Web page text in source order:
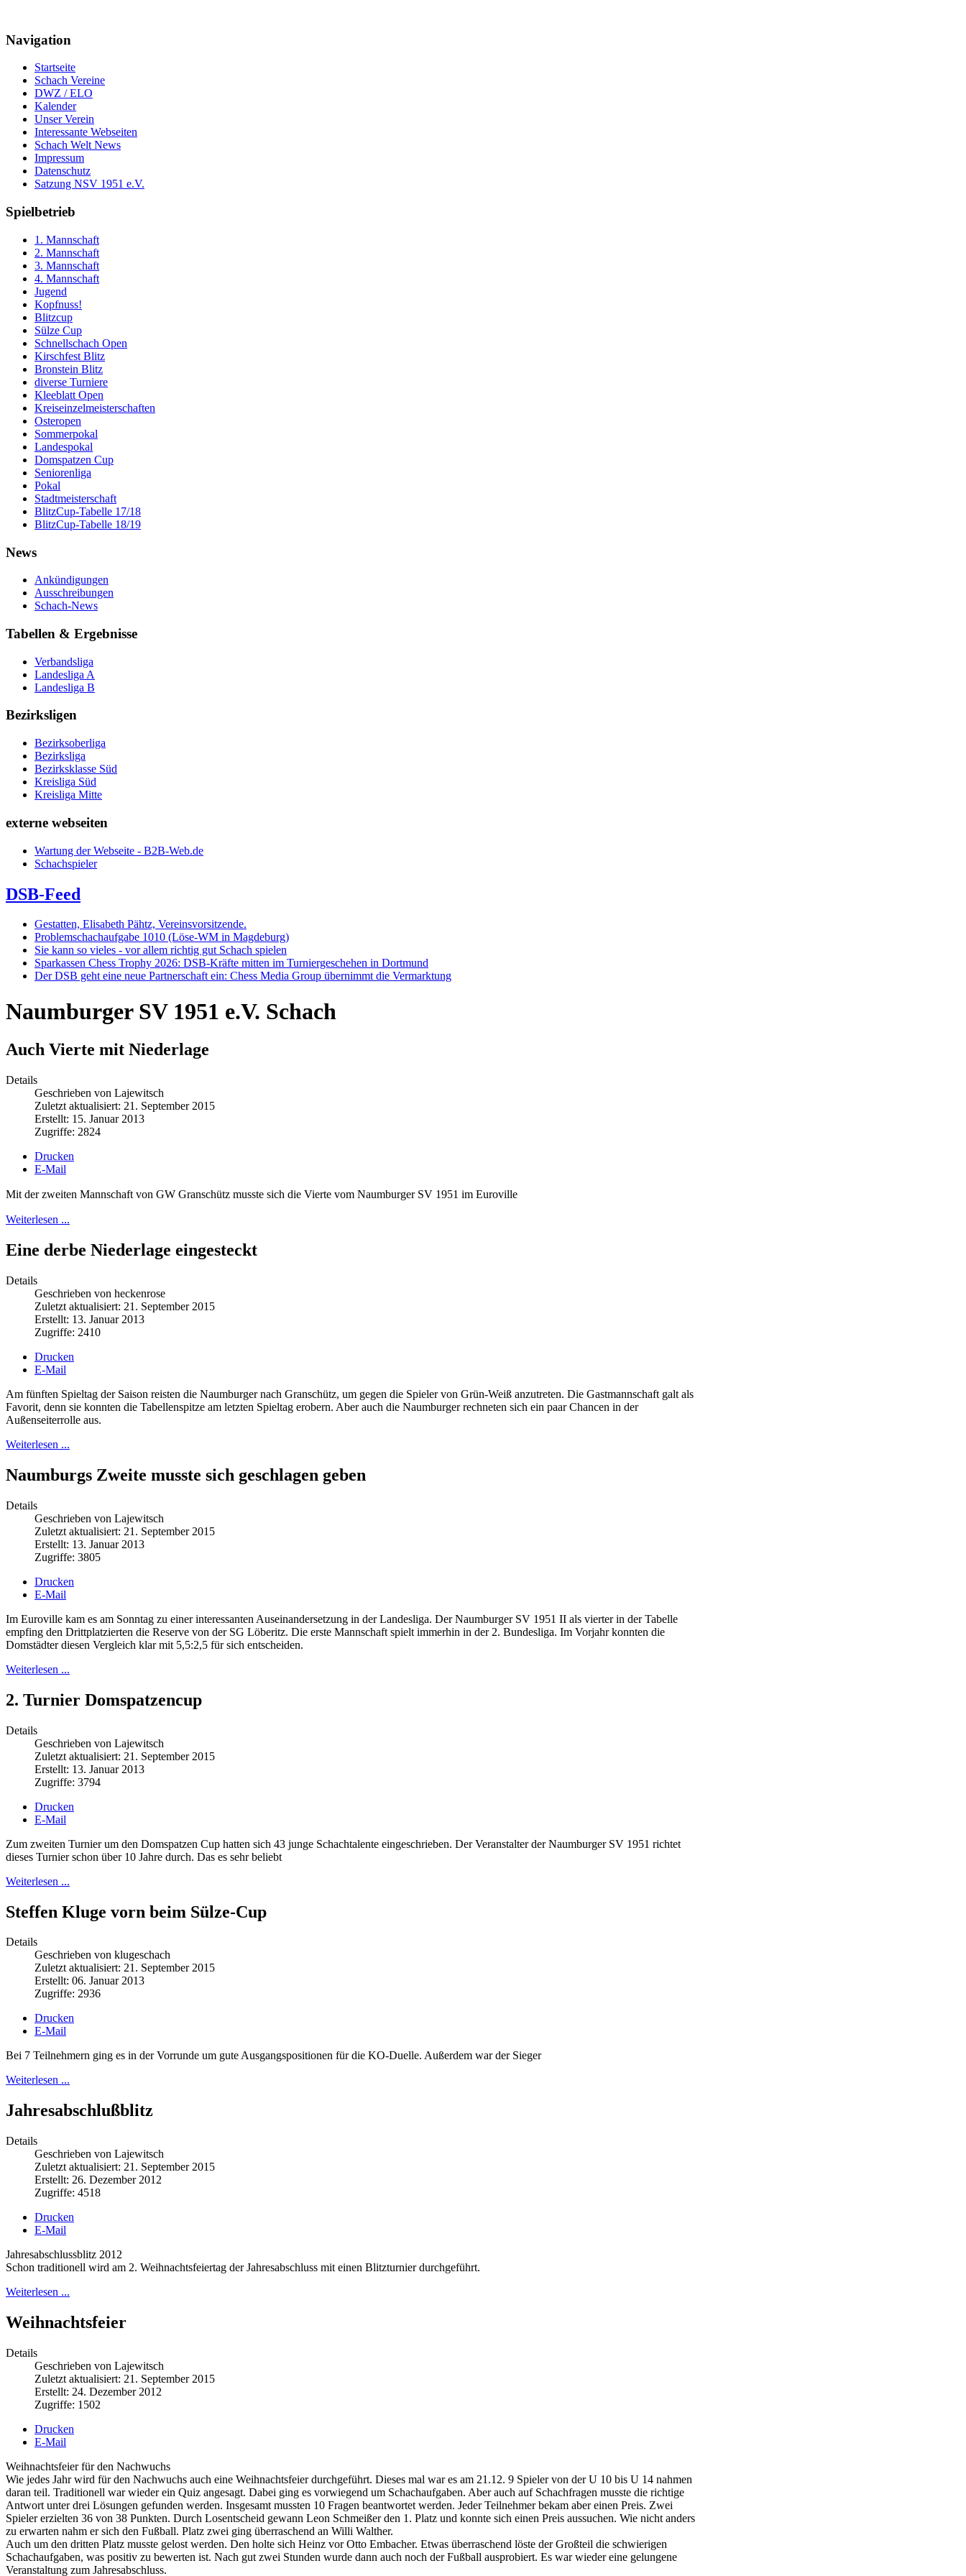
Navigation
Startseite
Schach Vereine
DWZ / ELO
Kalender
Unser Verein
Interessante Webseiten
Schach Welt News
Impressum
Datenschutz
Satzung NSV 1951 e.V.
Spielbetrieb
1. Mannschaft
2. Mannschaft
3. Mannschaft
4. Mannschaft
Jugend
Kopfnuss!
Blitzcup
Sülze Cup
Schnellschach Open
Kirschfest Blitz
Bronstein Blitz
diverse Turniere
Kleeblatt Open
Kreiseinzelmeisterschaften
Osteropen
Sommerpokal
Landespokal
Domspatzen Cup
Seniorenliga
Pokal
Stadtmeisterschaft
BlitzCup-Tabelle 17/18
BlitzCup-Tabelle 18/19
News
Ankündigungen
Ausschreibungen
Schach-News
Tabellen & Ergebnisse
Verbandsliga
Landesliga A
Landesliga B
Bezirksligen
Bezirksoberliga
Bezirksliga
Bezirksklasse Süd
Kreisliga Süd
Kreisliga Mitte
externe webseiten
Wartung der Webseite - B2B-Web.de
Schachspieler
DSB-Feed
Gestatten, Elisabeth Pähtz, Vereinsvorsitzende.
Problemschachaufgabe 1010 (Löse-WM in Magdeburg)
Sie kann so vieles - vor allem richtig gut Schach spielen
Sparkassen Chess Trophy 2026: DSB-Kräfte mitten im Turniergeschehen in Dortmund
Der DSB geht eine neue Partnerschaft ein: Chess Media Group übernimmt die Vermarktung
Naumburger SV 1951 e.V. Schach
Auch Vierte mit Niederlage
Details
Geschrieben von Lajewitsch
Zuletzt aktualisiert: 21. September 2015
Erstellt: 15. Januar 2013
Zugriffe: 2824
Drucken
E-Mail
Mit der zweiten Mannschaft von GW Granschütz musste sich die Vierte vom Naumburger SV 1951 im Euroville
Weiterlesen ...
Eine derbe Niederlage eingesteckt
Details
Geschrieben von heckenrose
Zuletzt aktualisiert: 21. September 2015
Erstellt: 13. Januar 2013
Zugriffe: 2410
Drucken
E-Mail
Am fünften Spieltag der Saison reisten die Naumburger nach Granschütz, um gegen die Spieler von Grün-Weiß anzutreten. Die Gastmannschaft galt als
Favorit, denn sie konnten die Tabellenspitze am letzten Spieltag erobern. Aber auch die Naumburger rechneten sich ein paar Chancen in der
Außenseiterrolle aus.
Weiterlesen ...
Naumburgs Zweite musste sich geschlagen geben
Details
Geschrieben von Lajewitsch
Zuletzt aktualisiert: 21. September 2015
Erstellt: 13. Januar 2013
Zugriffe: 3805
Drucken
E-Mail
Im Euroville kam es am Sonntag zu einer interessanten Auseinandersetzung in der Landesliga. Der Naumburger SV 1951 II als vierter in der Tabelle
empfing den Drittplatzierten die Reserve von der SG Löberitz. Die erste Mannschaft spielt immerhin in der 2. Bundesliga. Im Vorjahr konnten die
Domstädter diesen Vergleich klar mit 5,5:2,5 für sich entscheiden.
Weiterlesen ...
2. Turnier Domspatzencup
Details
Geschrieben von Lajewitsch
Zuletzt aktualisiert: 21. September 2015
Erstellt: 13. Januar 2013
Zugriffe: 3794
Drucken
E-Mail
Zum zweiten Turnier um den Domspatzen Cup hatten sich 43 junge Schachtalente eingeschrieben. Der Veranstalter der Naumburger SV 1951 richtet
dieses Turnier schon über 10 Jahre durch. Das es sehr beliebt
Weiterlesen ...
Steffen Kluge vorn beim Sülze-Cup
Details
Geschrieben von klugeschach
Zuletzt aktualisiert: 21. September 2015
Erstellt: 06. Januar 2013
Zugriffe: 2936
Drucken
E-Mail
Bei 7 Teilnehmern ging es in der Vorrunde um gute Ausgangspositionen für die KO-Duelle. Außerdem war der Sieger
Weiterlesen ...
Jahresabschlußblitz
Details
Geschrieben von Lajewitsch
Zuletzt aktualisiert: 21. September 2015
Erstellt: 26. Dezember 2012
Zugriffe: 4518
Drucken
E-Mail
Jahresabschlussblitz 2012
Schon traditionell wird am 2. Weihnachtsfeiertag der Jahresabschluss mit einen Blitzturnier durchgeführt.
Weiterlesen ...
Weihnachtsfeier
Details
Geschrieben von Lajewitsch
Zuletzt aktualisiert: 21. September 2015
Erstellt: 24. Dezember 2012
Zugriffe: 1502
Drucken
E-Mail
Weihnachtsfeier für den Nachwuchs
Wie jedes Jahr wird für den Nachwuchs auch eine Weihnachtsfeier durchgeführt. Dieses mal war es am 21.12. 9 Spieler von der U 10 bis U 14 nahmen
daran teil. Traditionell war wieder ein Quiz angesagt. Dabei ging es vorwiegend um Schachaufgaben. Aber auch auf Schachfragen musste die richtige
Antwort unter drei Lösungen gefunden werden. Insgesamt mussten 10 Fragen beantwortet werden. Jeder Teilnehmer bekam aber einen Preis. Zwei
Spieler erzielten 36 von 38 Punkten. Durch Losentscheid gewann Leon Schmeißer den 1. Platz und konnte sich einen Preis aussuchen. Wie nicht anders
zu erwarten nahm er sich den Fußball. Platz zwei ging überraschend an Willi Walther.
Auch um den dritten Platz musste gelost werden. Den holte sich Heinz vor Otto Embacher. Etwas überraschend löste der Großteil die schwierigen
Schachaufgaben, was positiv zu bewerten ist. Nach gut zwei Stunden wurde dann auch noch der Fußball ausprobiert. Es war wieder eine gelungene
Veranstaltung zum Jahresabschluss.